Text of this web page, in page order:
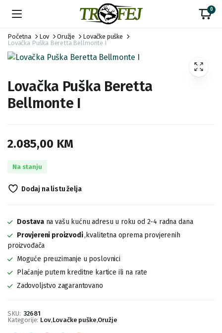
0
Početna Lov Oružje
Lovačke puške
Lovačka Puška Beretta Bellmonte I
Lovačka Puška Beretta
Bellmonte I
2.085,00 KM
Na stanju
Dodaj na listu želja
Dostavana vašu kućnu adresu u roku od 2-4 radna dana
Provjereni proizvodi,kvalitetna oprema provjerenih
proizvođača
Moguće preuzimanje u poslovnici
Plaćanje putem kreditne kartice ili na rate
Zadovoljstvo zagarantovano
SKU: 32681
Kategorije: Lov,Lovačke puške,Oružje